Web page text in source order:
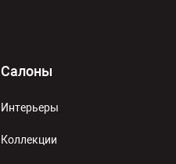
Салоны
Интерьеры
Коллекции